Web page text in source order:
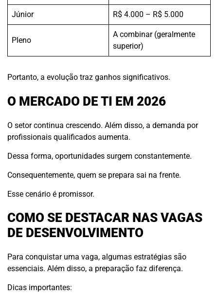
Júnior R$ 4.000 – R$ 5.000
Pleno
A combinar (geralmente
superior)
Portanto, a evolução traz ganhos significativos.
O MERCADO DE TI EM 2026
O setor continua crescendo. Além disso, a demanda por
profissionais qualificados aumenta.
Dessa forma, oportunidades surgem constantemente.
Consequentemente, quem se prepara sai na frente.
Esse cenário é promissor.
COMO SE DESTACAR NAS VAGAS
DE DESENVOLVIMENTO
Para conquistar uma vaga, algumas estratégias são
essenciais. Além disso, a preparação faz diferença.
Dicas importantes: